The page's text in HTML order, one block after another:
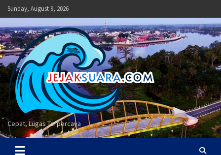
Skip
to
content
Sunday, August 9, 2026
Cepat, Lugas Terpercaya